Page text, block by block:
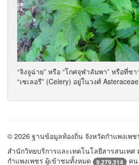
“จิงจูฉ่าย” หรือ “โกศจุฬาลัมพา” หรือที่ช
“เซเลอรี” (Celery) อยู่ในวงศ์
© 2026 ฐานข้อมูลท้องถิ่น จังหวัดกำแพงเพช
สำนักวิทยบริการและเทคโนโลยีสารสนเทศ
กำแพงเพชร ผู้เข้าชมทั้งหมด
9,279,314 คน